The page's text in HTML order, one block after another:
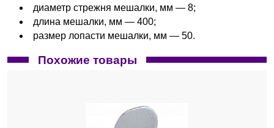
диаметр стрежня мешалки, мм — 8;
длина мешалки, мм — 400;
размер лопасти мешалки, мм — 50.
Похожие товары